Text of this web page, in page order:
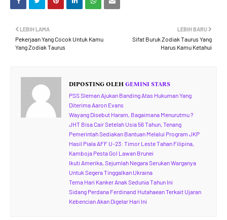
LEBIH BARU
Sifat Buruk Zodiak Taurus Yang
Harus Kamu Ketahui
LEBIH LAMA
Pekerjaan Yang Cocok Untuk Kamu
Yang Zodiak Taurus
DIPOSTING OLEH GEMINI STARS
PSS Sleman Ajukan Banding Atas Hukuman Yang
Diterima Aaron Evans
Wayang Disebut Haram, Bagaimana Menurutmu ?
JHT Bisa Cair Setelah Usia 56 Tahun, Tenang
Pemerintah Sediakan Bantuan Melalui Program JKP
Hasil Piala AFF U-23: Timor Leste Tahan Filipina,
Kamboja Pesta Gol Lawan Brunei
Ikuti Amerika, Sejumlah Negara Serukan Warganya
Untuk Segera Tinggalkan Ukraina
Tema Hari Kanker Anak Sedunia Tahun Ini
Sidang Perdana Ferdinand Hutahaean Terkait Ujaran
Kebencian Akan Digelar Hari Ini